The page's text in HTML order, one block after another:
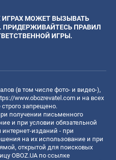
ИГРАХ МОЖЕТ ВЫЗЫВАТЬ
ПРАВИЛ
ИГРЫ.
(в том числе фото- и видео-),
www.obozrevatel.com и на всех
запрещено.
получении письменного
и при условии обязательной
интернет-изданий - при
на их использование и при
открытой для поисковых
OBOZ.UA по ссылке